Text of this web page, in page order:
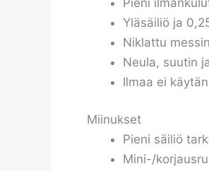
Yläsäiliö ja
Niklattu
Neula, suutin
Ilmaa ei
Miinukset
Pieni säiliö
Mini-/